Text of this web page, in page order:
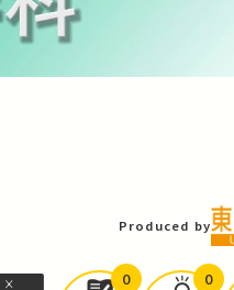
Produced by
0 0